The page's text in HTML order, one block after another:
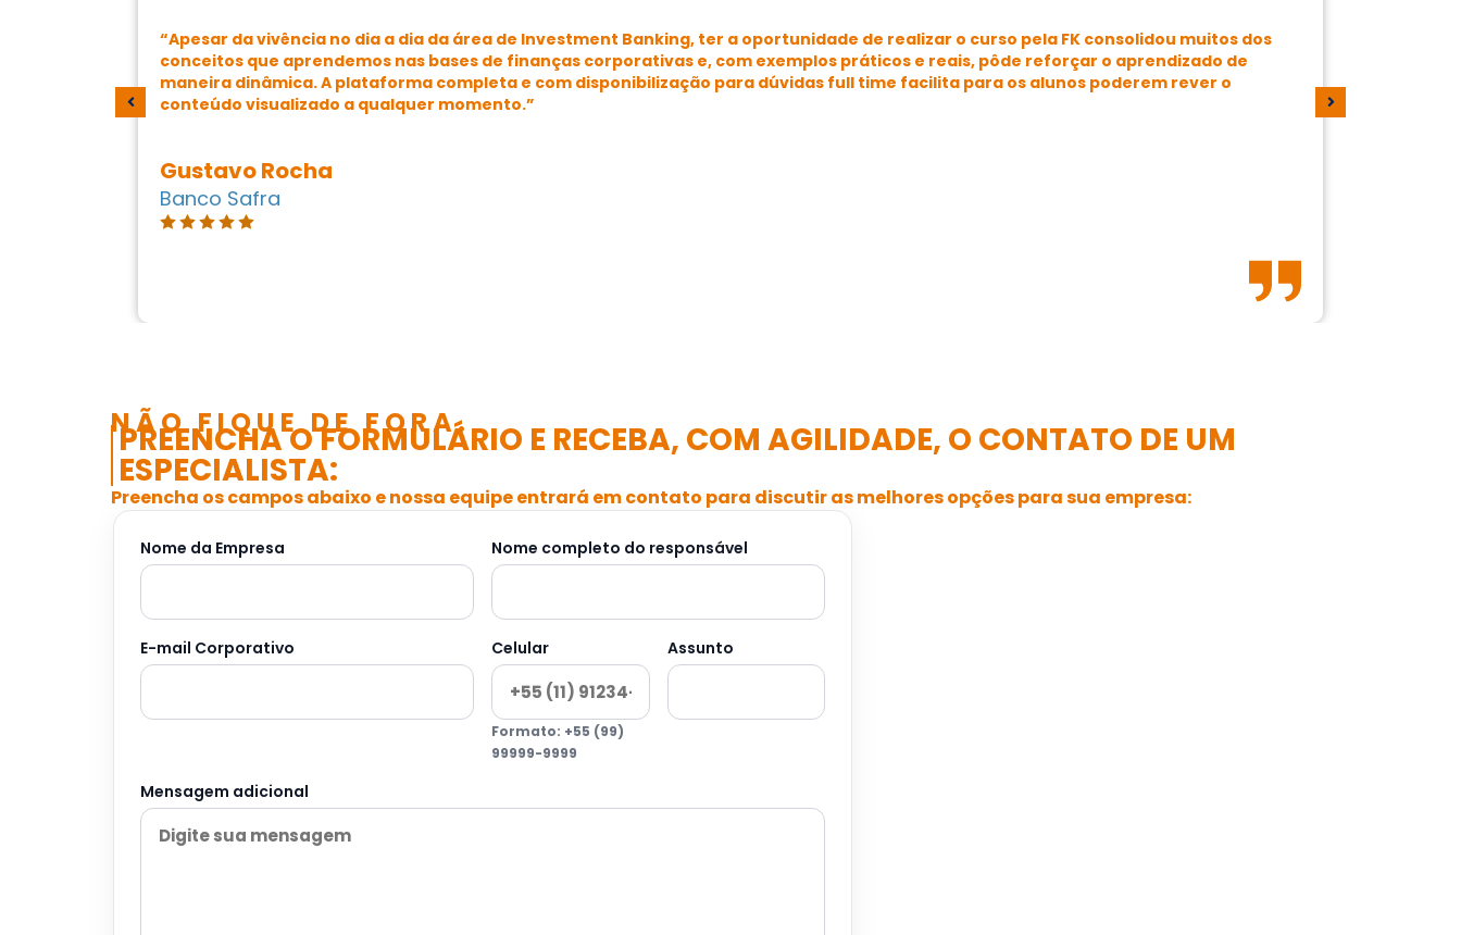
“Apesar da vivência no dia a dia da área de Investment Banking, ter a oportunidade de realizar o curso pela FK consolidou muitos dos
conceitos que aprendemos nas bases de finanças corporativas e, com exemplos práticos e reais, pôde reforçar o aprendizado de
maneira dinâmica. A plataforma completa e com disponibilização para dúvidas full time facilita para os alunos poderem rever o
conteúdo visualizado a qualquer momento.”
Gustavo Rocha
Banco Safra
NÃO FIQUE DE FORA.
PREENCHA O FORMULÁRIO E RECEBA, COM AGILIDADE, O CONTATO DE UM
ESPECIALISTA:
Preencha os campos abaixo e nossa equipe entrará em contato para discutir as melhores opções para sua empresa:
Nome da Empresa Nome completo do responsável
E-mail Corporativo Celular
Formato: +55 (99)
99999-9999
Assunto
Mensagem adicional